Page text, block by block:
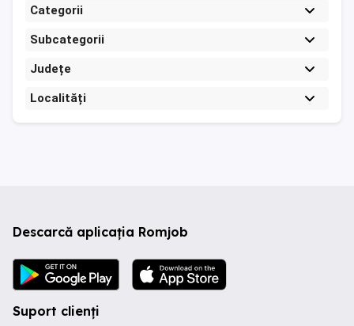
Categorii
Subcategorii
Județe
Localități
Descarcă aplicația Romjob
Suport clienți